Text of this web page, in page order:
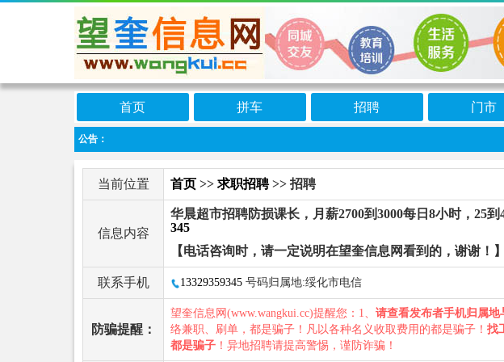
首页 拼车 招聘 门市
公告：
当前位置 首页 >> 求职招聘>> 招聘
信息内容
华晨超市招聘防损课长，月薪2700到3000每日8小时，25到
345
【电话咨询时，请一定说明在望奎信息网看到的，谢谢！】
联系手机 13329359345 号码归属地:绥化市电信
防骗提醒：
望奎信息网(www.wangkui.cc)提醒您：1、 请查看发布者手机归属
络兼职、刷单，都是骗子！凡以各种名义收取费用的都是骗子！ 找
都是骗子 ！异地招聘请提高警惕，谨防诈骗！